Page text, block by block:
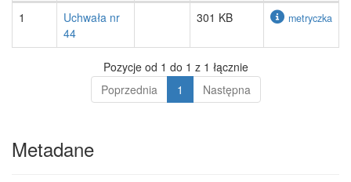
1
Uchwała nr
44
301 KB metryczka
Pozycje od 1 do 1 z 1 łącznie
Poprzednia
1 Następna
Metadane